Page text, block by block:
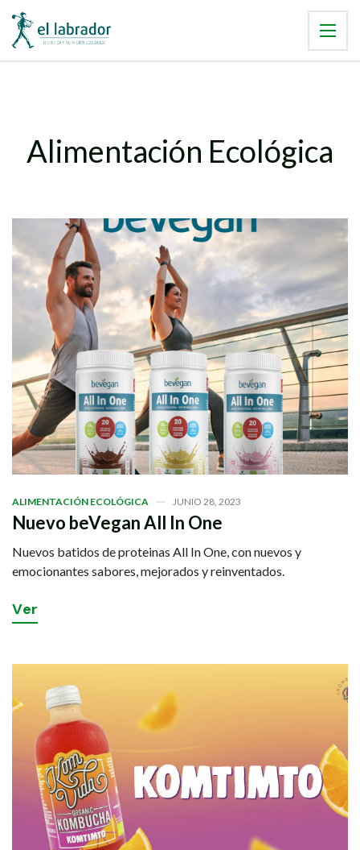
Alimentación Ecológica
ALIMENTACIÓN ECOLÓGICA JUNIO 28, 2023
Nuevo beVegan All In One
Nuevos batidos de proteinas All In One, con nuevos y
emocionantes sabores, mejorados y reinventados.
Ver